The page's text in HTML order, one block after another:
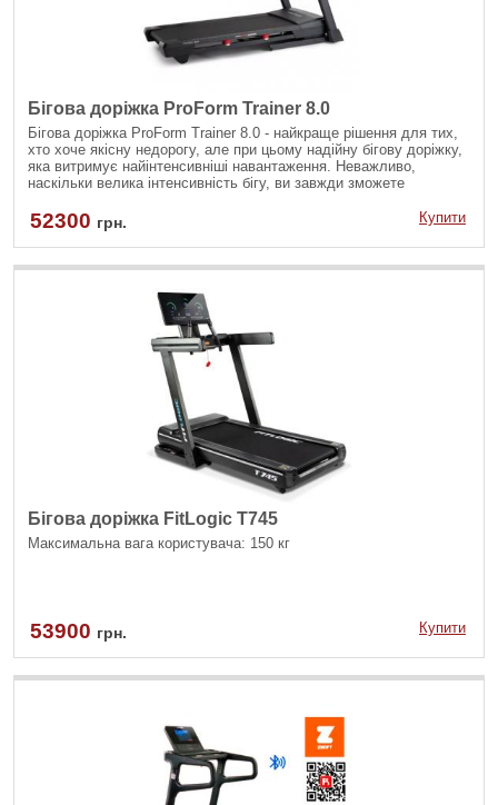
Бігова доріжка ProForm Trainer 8.0
Бігова доріжка ProForm Trainer 8.0 - найкраще рішення для тих,
хто хоче якісну недорогу, але при цьому надійну бігову доріжку,
яка витримує найінтенсивніші навантаження. Неважливо,
наскільки велика інтенсивність бігу, ви завжди зможете
52300 грн. Купити
Бігова доріжка FitLogic T745
Максимальна вага користувача: 150 кг
53900 грн. Купити